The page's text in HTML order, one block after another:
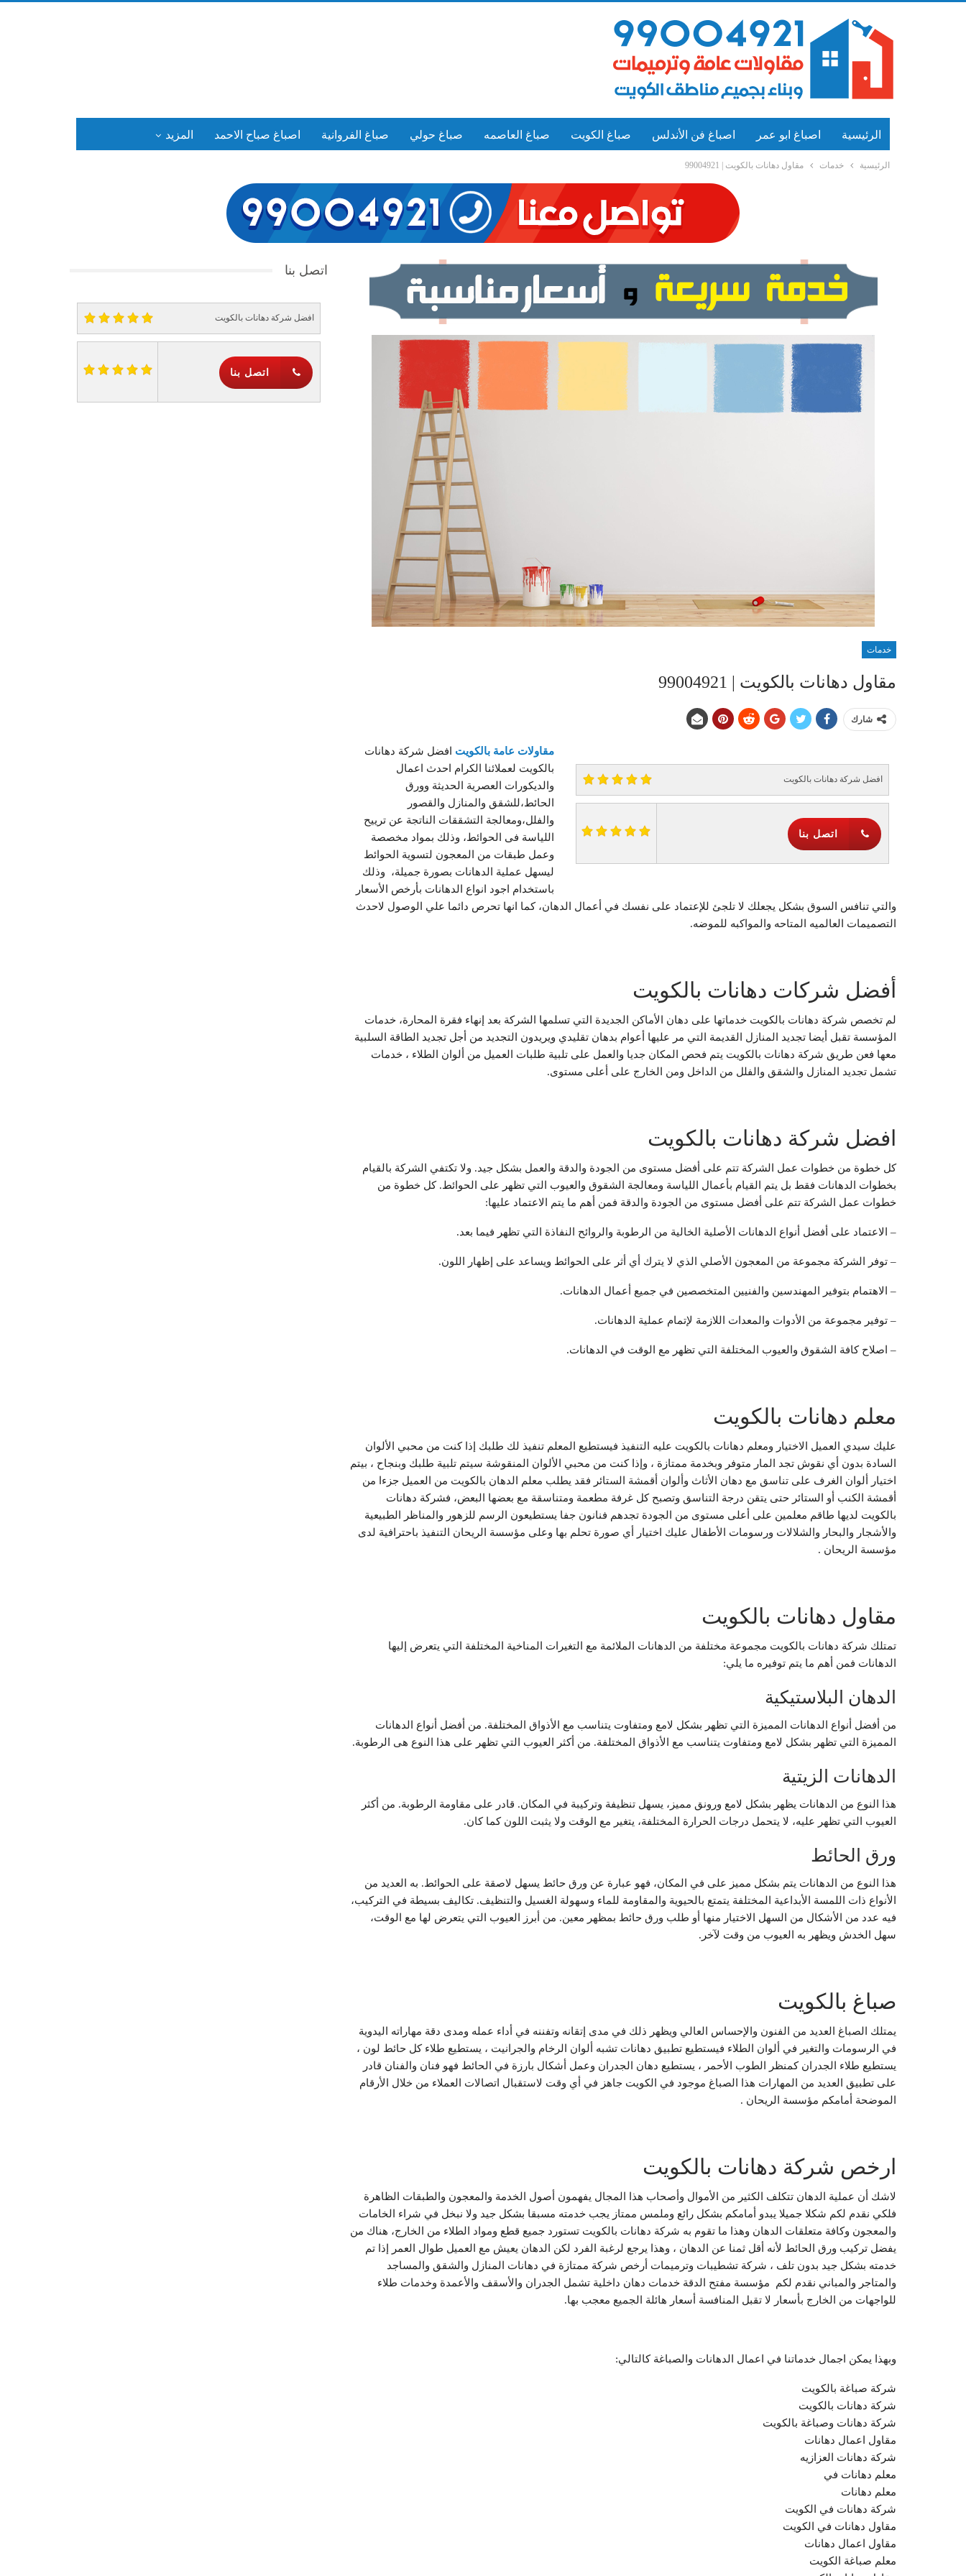
الرئيسية اصباغ ابو عمر اصباغ فن الأندلس صباغ الكويت صباغ العاصمه صباغ حولي صباغ الفروانية اصباغ صباح الاحمد المزيد
الرئيسية خدمات مقاول دهانات بالكويت | 99004921
خدمات
مقاول دهانات بالكويت | 99004921
شارك
افضل شركة دهانات بالكويت
اتصل بنا
مقاولات عامة بالكويت
افضل شركة دهانات
بالكويت لعملائنا الكرام احدث اعمال
والديكورات العصرية الحديثة وورق
الحائط،للشقق والمنازل والقصور
والفلل،ومعالجة التشققات الناتجة عن ترييح
اللياسة فى الحوائط، وذلك بمواد مخصصة
وعمل طبقات من المعجون لتسوية الحوائط
ليسهل عملية الدهانات بصورة جميلة، وذلك
باستخدام اجود انواع الدهانات بأرخص الأسعار
والتي تنافس السوق بشكل يجعلك لا تلجئ للإعتماد على نفسك في أعمال الدهان، كما انها تحرص دائما علي الوصول لاحدث
التصميمات العالميه المتاحه والمواكبه للموضه.
أفضل شركات دهانات بالكويت
لم تخصص شركة دهانات بالكويت خدماتها على دهان الأماكن الجديدة التي تسلمها الشركة بعد إنهاء فقرة المحارة، خدمات
المؤسسة تقبل أيضا تجديد المنازل القديمة التي مر عليها أعوام بدهان تقليدي ويريدون التجديد من أجل تجديد الطاقة السلبية
معها فعن طريق شركة دهانات بالكويت يتم فحص المكان جديا والعمل على تلبية طلبات العميل من ألوان الطلاء ، خدمات
تشمل تجديد المنازل والشقق والفلل من الداخل ومن الخارج على أعلى مستوى.
افضل شركة دهانات بالكويت
كل خطوة من خطوات عمل الشركة تتم على أفضل مستوى من الجودة والدقة والعمل بشكل جيد. ولا تكتفي الشركة بالقيام
بخطوات الدهانات فقط بل يتم القيام بأعمال اللياسة ومعالجة الشقوق والعيوب التي تظهر على الحوائط. كل خطوة من
خطوات عمل الشركة تتم على أفضل مستوى من الجودة والدقة فمن أهم ما يتم الاعتماد عليها:
– الاعتماد على أفضل أنواع الدهانات الأصلية الخالية من الرطوبة والروائح النفاذة التي تظهر فيما بعد.
– توفر الشركة مجموعة من المعجون الأصلي الذي لا يترك أي أثر على الحوائط ويساعد على إظهار اللون.
– الاهتمام بتوفير المهندسين والفنيين المتخصصين في جميع أعمال الدهانات.
– توفير مجموعة من الأدوات والمعدات اللازمة لإتمام عملية الدهانات.
– اصلاح كافة الشقوق والعيوب المختلفة التي تظهر مع الوقت في الدهانات.
معلم دهانات بالكويت
عليك سيدي العميل الاختيار ومعلم دهانات بالكويت عليه التنفيذ فيستطيع المعلم تنفيذ لك طلبك إذا كنت من محبي الألوان
السادة بدون أي نقوش تجد المار متوفر وبخدمة ممتازة ، وإذا كنت من محبي الألوان المنقوشة سيتم تلبية طلبك وبنجاح ، بيتم
اختيار ألوان الغرف على تناسق مع دهان الأثاث وألوان أقمشة الستائر فقد يطلب معلم الدهان بالكويت من العميل جزءا من
أقمشة الكنب أو الستائر حتى يتقن درجة التناسق وتصبح كل غرفة مطعمة ومتناسقة مع بعضها البعض، فشركة دهانات
بالكويت لديها طاقم معلمين على أعلى مستوى من الجودة تجدهم فنانون جفا يستطيعون الرسم للزهور والمناظر الطبيعية
والأشجار والبحار والشلالات ورسومات الأطفال عليك اختيار أي صورة تحلم بها وعلى مؤسسة الريحان التنفيذ باحترافية لدى
مؤسسة الريحان .
مقاول دهانات بالكويت
تمتلك شركة دهانات بالكويت مجموعة مختلفة من الدهانات الملائمة مع التغيرات المناخية المختلفة التي يتعرض إليها
الدهانات فمن أهم ما يتم توفيره ما يلي:
الدهان البلاستيكية
من أفضل أنواع الدهانات المميزة التي تظهر بشكل لامع ومتفاوت يتناسب مع الأذواق المختلفة. من أفضل أنواع الدهانات
المميزة التي تظهر بشكل لامع ومتفاوت يتناسب مع الأذواق المختلفة. من أكثر العيوب التي تظهر على هذا النوع هى الرطوبة.
الدهانات الزيتية
هذا النوع من الدهانات يظهر بشكل لامع ورونق مميز، يسهل تنظيفة وتركيبة في المكان. قادر على مقاومة الرطوبة. من أكثر
العيوب التي تظهر عليه، لا يتحمل درجات الحرارة المختلفة، يتغير مع الوقت ولا يثبت اللون كما كان.
ورق الحائط
هذا النوع من الدهانات يتم بشكل مميز على في المكان، فهو عبارة عن ورق حائط يسهل لاصقة على الحوائط. به العديد من
الأنواع ذات اللمسة الأبداعية المختلفة يتمتع بالحيوية والمقاومة للماء وسهولة الغسيل والتنظيف. تكاليف بسيطة في التركيب،
فيه عدد من الأشكال من السهل الاختيار منها أو طلب ورق حائط بمظهر معين. من أبرز العيوب التي يتعرض لها مع الوقت،
سهل الخدش ويظهر به العيوب من وقت لآخر.
صباغ بالكويت
يمتلك الصباغ العديد من الفنون والإحساس العالي ويظهر ذلك في مدى إتقانه وتفننه في أداء عمله ومدى دقة مهاراته اليدوية
في الرسومات والتغير في ألوان الطلاء فيستطيع تطبيق دهانات تشبه ألوان الرخام والجرانيت ، يستطيع طلاء كل حائط لون ،
يستطيع طلاء الجدران كمنظر الطوب الأحمر ، يستطيع دهان الجدران وعمل أشكال بارزة في الحائط فهو فنان والفنان قادر
على تطبيق العديد من المهارات هذا الصباغ موجود في الكويت جاهز في أي وقت لاستقبال اتصالات العملاء من خلال الأرقام
الموضحة أمامكم مؤسسة الريحان .
ارخص شركة دهانات بالكويت
لاشك أن عملية الدهان تتكلف الكثير من الأموال وأصحاب هذا المجال يفهمون أصول الخدمة والمعجون والطبقات الظاهرة
فلكي نقدم لكم شكلا جميلا يبدو أمامكم بشكل رائع وملمس ممتاز يجب خدمته مسبقا بشكل جيد ولا نبخل في شراء الخامات
والمعجون وكافة متعلقات الدهان وهذا ما تقوم به شركة دهانات بالكويت تستورد جميع قطع ومواد الطلاء من الخارج، هناك من
يفضل تركيب ورق الحائط لأنه أقل ثمنا عن الدهان ، وهذا يرجع لرغبة الفرد لكن الدهان يعيش مع العميل طوال العمر إذا تم
خدمته بشكل جيد بدون تلف ، شركة تشطيبات وترميمات أرخص شركة ممتازة في دهانات المنازل والشقق والمساجد
والمتاجر والمباني نقدم لكم مؤسسة مفتح الدقة خدمات دهان داخلية تشمل الجدران والأسقف والأعمدة وخدمات طلاء
للواجهات من الخارج بأسعار لا تقبل المنافسة أسعار هائلة الجميع معجب بها.
وبهذا يمكن اجمال خدماتنا في اعمال الدهانات والصباغة كالتالي:
شركة صباغة بالكويت
شركة دهانات بالكويت
شركة دهانات وصباغة بالكويت
مقاول اعمال دهانات
شركة دهانات العزازيه
معلم دهانات في
معلم دهانات
شركة دهانات في الكويت
مقاول دهانات في الكويت
مقاول اعمال دهانات
معلم صباغة الكويت
اتصل بنا
افضل شركة دهانات بالكويت
اتصل بنا